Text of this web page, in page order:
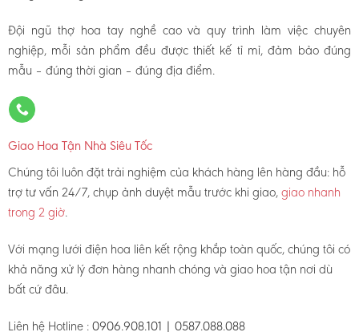
Đội ngũ thợ hoa tay nghề cao và quy trình làm việc chuyên
nghiệp, mỗi sản phẩm đều được thiết kế tỉ mỉ, đảm bảo đúng
mẫu – đúng thời gian – đúng địa điểm.
Giao Hoa Tận Nhà Siêu Tốc
Chúng tôi luôn đặt trải nghiệm của khách hàng lên hàng đầu: hỗ
trợ tư vấn 24/7, chụp ảnh duyệt mẫu trước khi giao,giao nhanh
trong 2 giờ.
Với mạng lưới điện hoa liên kết rộng khắp toàn quốc, chúng tôi có
khả năng xử lý đơn hàng nhanh chóng và giao hoa tận nơi dù
bất cứ đâu.
Liên hệ Hotline : 0906.908.101 | 0587.088.088